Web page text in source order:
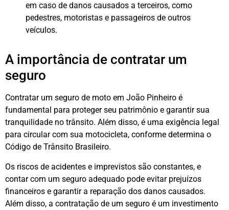
em caso de danos causados a terceiros, como
pedestres, motoristas e passageiros de outros
veículos.
A importância de contratar um
seguro
Contratar um seguro de moto em João Pinheiro é
fundamental para proteger seu patrimônio e garantir sua
tranquilidade no trânsito. Além disso, é uma exigência legal
para circular com sua motocicleta, conforme determina o
Código de Trânsito Brasileiro.
Os riscos de acidentes e imprevistos são constantes, e
contar com um seguro adequado pode evitar prejuízos
financeiros e garantir a reparação dos danos causados.
Além disso, a contratação de um seguro é um investimento